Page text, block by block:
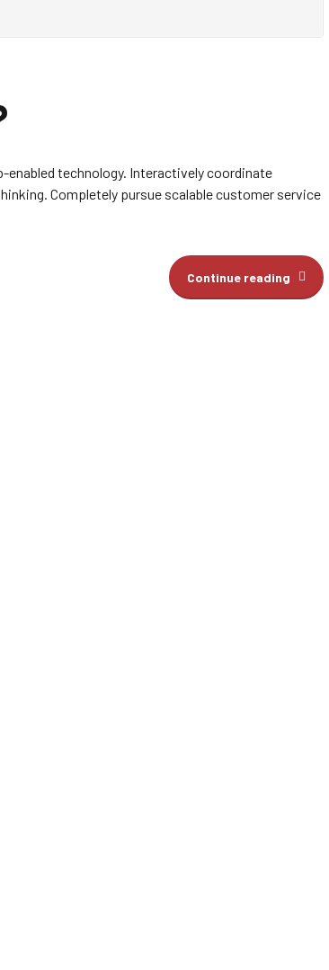
technology. Interactively coordinate
Completely pursue scalable customer service
Continue reading